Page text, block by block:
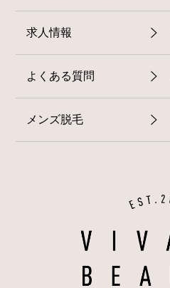
求人情報
よくある質問
メンズ脱毛